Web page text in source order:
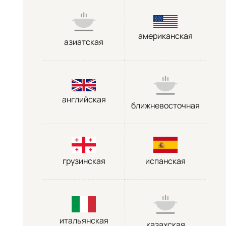
азиатская
американская
английская
ближневосточная
грузинская испанская
итальянская